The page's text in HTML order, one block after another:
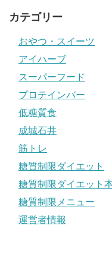
カテゴリー
おやつ・スイーツ
アイハーブ
スーパーフード
プロテインバー
低糖質食
成城石井
筋トレ
糖質制限ダイエット
糖質制限ダイエット
糖質制限メニュー
運営者情報